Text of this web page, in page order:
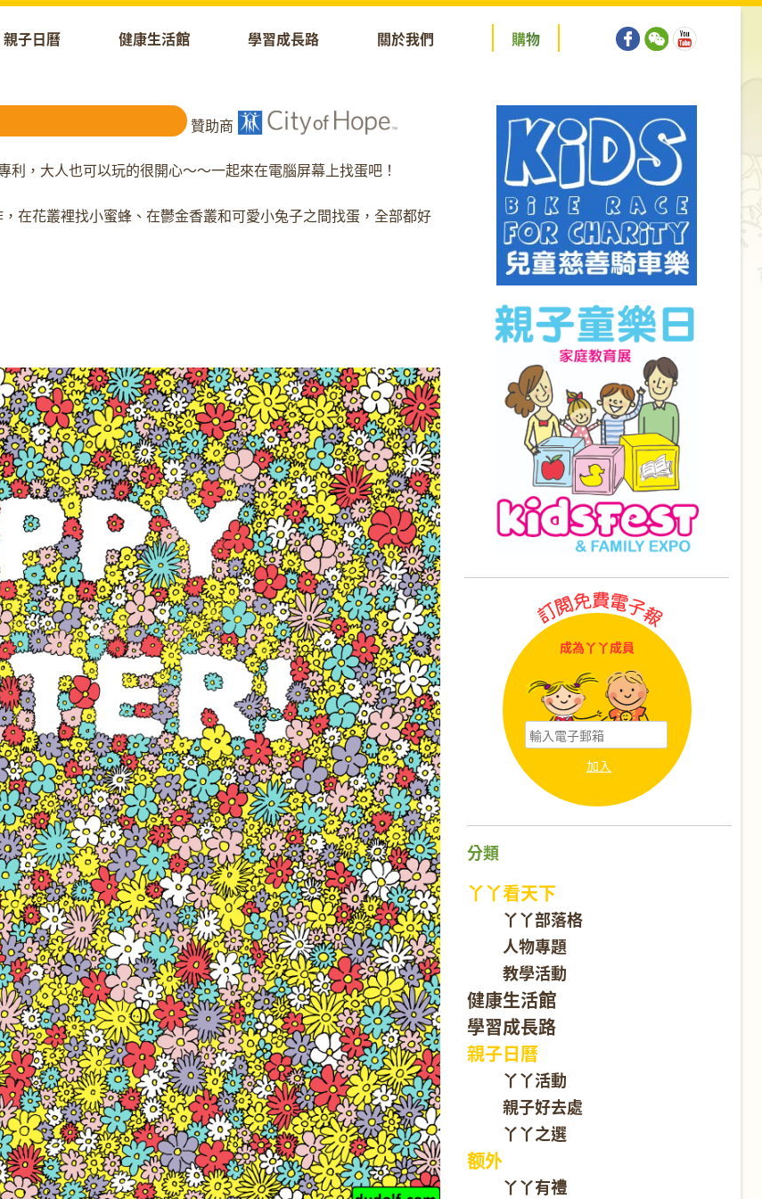
親子日曆 健康生活館 學習成長路 關於我們 購物
贊助商
，大人也可以玩的很開心～～一起來在電腦屏幕上找蛋吧！
在花叢裡找小蜜蜂、在鬱金香叢和可愛小兔子之間找蛋，全部都好
分類
丫丫看天下
丫丫部落格
人物專題
教學活動
健康生活館
學習成長路
親子日曆
丫丫活動
親子好去處
丫丫之選
额外
丫丫有禮
成為丫丫成員